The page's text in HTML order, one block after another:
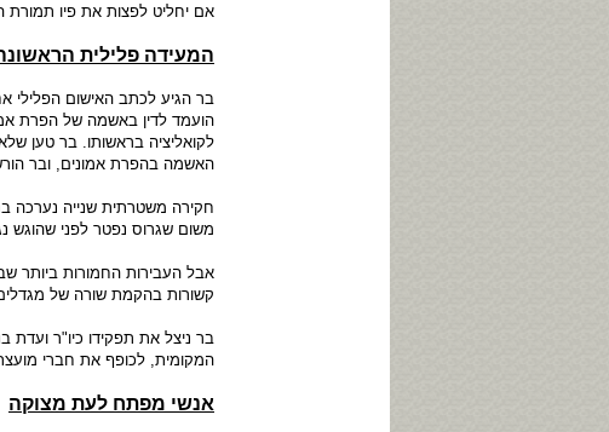
אם יחליט לפצות את פיו תמורת
המעידה פלילית
בר הגיע לכתב האישום הפלילי
הועמד לדין באשמה של הפרת
לקואליציה בראשותו. בר טען
האשמה בהפרת אמונים, ובר
חקירה משטרתית שנייה נערכה
משום שגרוס נפטר לפני שהוגש
קשורות בהקמת שורה של
בר ניצל את תפקידו כיו"ר ועדת
המקומית, לכופף את חברי
אנשי מפתח לעת מצוקה